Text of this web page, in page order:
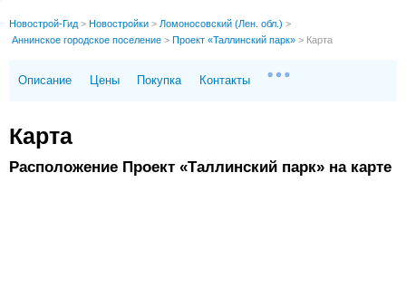
Новострой-Гид > Новостройки > Ломоносовский (Лен. обл.) >
Аннинское городское поселение > Проект «Таллинский парк» > Карта
Описание Цены Покупка Контакты
Карта
Расположение Проект «Таллинский парк» на карте